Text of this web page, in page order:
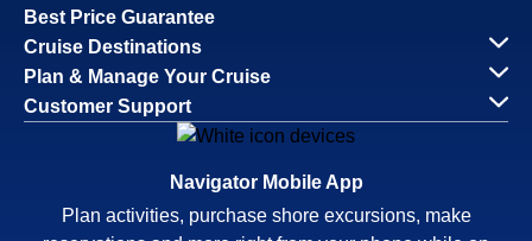
Best Price Guarantee
Cruise Destinations
Plan & Manage Your Cruise
Customer Support
Navigator Mobile App
Plan activities, purchase shore excursions, make